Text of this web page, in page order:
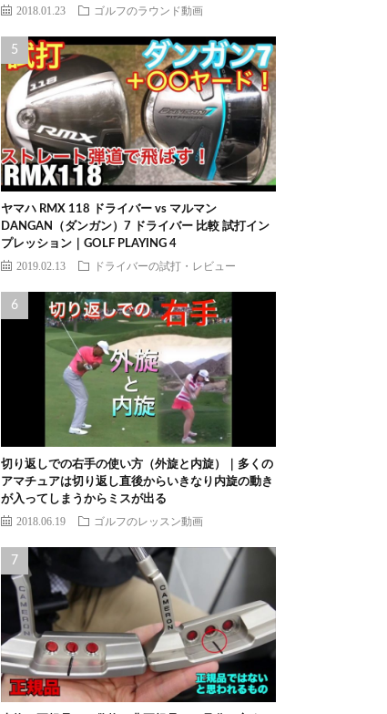
2018.01.23 ゴルフのラウンド動画
ヤマハ RMX 118 ドライバー vs マルマン
DANGAN（ダンガン）7 ドライバー 比較 試打イン
プレッション｜GOLF PLAYING 4
2019.02.13 ドライバーの試打・レビュー
切り返しでの右手の使い方（外旋と内旋）｜多くの
アマチュアは切り返し直後からいきなり内旋の動き
が入ってしまうからミスが出る
2018.06.19 ゴルフのレッスン動画